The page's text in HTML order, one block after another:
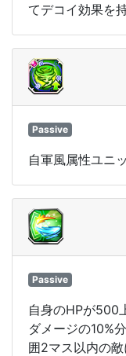
てデコイ効果を
Passive
自軍風属性ユニ
Passive
自身のHPが500
ダメージの10%
囲2マス以内の